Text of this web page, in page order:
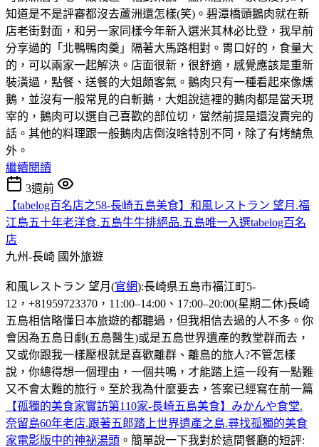
知道是不是評審都沒去蘆洲還怎樣(笑)。碧潭橋頭鵝肉就在新
店老街對面，和另一家同樣今年新入選米其林必比登，我早前
分享過的「北鴨鴨肉羹」隔著大馬路相對。胃口好的，食量大
的，可以兩家一起解決。店面很新，很舒適，感覺應該是重新
裝潢過，點餐、送餐的大姐頗客氣。鵝肉只有一種看起來像燻
鵝，並沒有一般常見的白斬鵝，大姐說這裡的鵝肉都是當天現
宰的，鵝肉可以選自己喜歡的部位切，當然前提是還沒賣完的
話。其他的料理跟一般鵝肉店倒沒啥特別不同，除了有烤鯖魚
外。
繼續閱讀
3週前
【tabelog百名店之58-長崎五島美食】和風レストラン 望月.福
江島五十年老洋食.五島牛牛排絕品.五島唯一入選tabelog百名
店
九州-長崎 國外旅遊
和風レストラン 望月(官網):長崎県五島市福江町5-
12，+81959723370，11:00–14:00、17:00–20:00(星期二休)長崎
五島相信略懂日本旅遊的都聽過，但我相信去過的人不多。你
會因為五島日劇(五島醫生)或是五島世界遺產的教堂群而去，
又或你跟我一樣壓根就是喜歡離群、離島的旅人?不管怎樣
說，你總得想一個理由，一個共鳴，才能踏上這一段有一點難
又不會太難的旅行。至於我為什麼要去，答案已經寫在前一篇
【孤獨的美食家實訪第110家-長崎五島美食】みかんや食堂.
奈留島60年老店.跟著五郎踏上世界遺產之島.尋找孤獨的美食
家電影版中的神祕湯頭 。簡單說一下我對於這間餐廳的短評: